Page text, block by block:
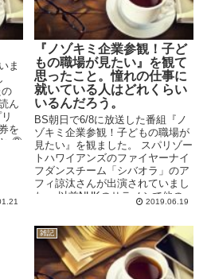
ま
ん
を
と ②
『ノゾキミ企業参観！子ど
もの職場が見たい』を観て
思ったこと。憧れの仕事に
就いている人はどれくらい
いるんだろう。
BS朝日で6/8に放送した番組『ノ
ゾキミ企業参観！子どもの職場が
見たい』を観ました。 スパリゾー
トハワイアンズのファイヤーナイ
フダンスチーム「シバオラ」のア
フィ諒汰さんが出演されていまし
た。 以前NHKのサラメシで他の
ファイヤーナイフダ...
2019.06.19
雑記